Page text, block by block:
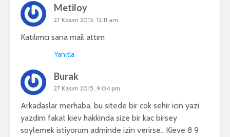
Metiloy
27 Kasım 2015, 12:11 am
Katılımcı sana mail attım
Yanıtla
Burak
27 Kasım 2015, 9:04 pm
Arkadaslar merhaba, bu sitede bir cok sehir icin yazi
yazdim fakat kiev hakkinda size bir kac birsey
soylemek istiyorum adminde izin verirse.. Kieve 8 9